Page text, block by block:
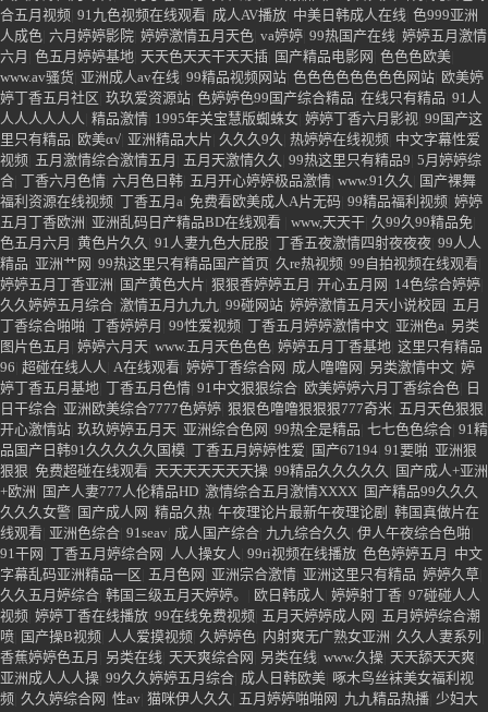
狠狠干|久热超碰91|乱乱av|成人 在线 日韩|丁香月五月天婷婷久久|五月丁香
六月激情综合网|亚洲AV日韩在线观看|婷婷五月av|热无码A∨| 日本三级日本
三级三级人妇四虎|神马欧美精|精品成人在线|日韩性视频|少妇人妻综合色
6699|成人丁香五月婷|婷婷色五月天在线观看| 婷婷香蕉|青青草五月天 |免费五
月婷婷网|九九热亚洲中文在线观看免费|曰本久久女|五月色亚洲|神马欧美精|
久久婷婷六月综合|五月丁香五月综合欧美|91精品国产综合久久密臀 |掩去也综
合五月视频 91九色视频在线观看| 成人AV播放 |中美日韩成人在线|色999亚洲
人成色|六月婷婷影院|婷婷激情五月天色|va婷婷|99热国产在线|婷婷五月激情
六月| 色五月婷婷基地|天天色天天干天天插|国产精品电影网|色色色欧美|
www.av骚货|亚洲成人av在线| 99精品视频网站|色色色色色色色色网站|欧美婷
婷丁香五月社区|玖玖爱资源站|色婷婷色99国产综合精品|在线只有精品|91人
人人人人人人|精品激情 1995年关宝慧版蜘蛛女|婷婷丁香六月影视|99国产这
里只有精品 | 欧美α√|亚洲精品大片|久久久9久|热婷婷在线视频|中文字幕性爱
视频|五月激情综合激情五月|五月天激情久久|99热这里只有精品9|5月婷婷综
合|丁香六月色情|六月色日韩|五月开心婷婷极品激情|www.91久久|国产裸舞
福利资源在线视频|丁香五月a|免费看欧美成人A片无码|99精品福利视频 |婷婷
五月丁香欧洲|亚洲乱码日产精品BD在线观看|www,天天干|久99久99精品免|
色五月六月|黄色片久久|91人妻九色大屁股|丁香五夜激情四射夜夜夜|99人人
精品 |亚洲艹网|99热这里只有精品国产首页|久re热视频|99自拍视频在线观看
婷婷五月丁香亚洲|国产黄色大片|狠狠香婷婷五月|开心五月网| 14色综合婷婷|
久久婷婷五月综合|激情五月九九九|99碰网站|婷婷激情五月天小说校园| 五月
丁香综合啪啪|丁香婷婷月|99性爱视频|丁香五月婷婷激情中文|亚洲色a|另类
图片色五月|婷婷六月天 www.五月天色色色 |婷婷五月丁香基地 |这里只有精品
96|超碰在线人人|A在线观看|婷婷丁香综合网|成人噜噜网 |另类激情中文|婷
婷丁香五月基地|丁香五月色情|91中文狠狠综合|欧美婷婷六月丁香综合色|日
日干综合|亚洲欧美综合7777色婷婷|狠狠色噜噜狠狠狠777奇米|五月天色狠狠
开心激情站|玖玖婷婷五月天|亚洲综合色网|99热全是精品 |七七色色综合 |91精
品国产日韩91久久久久久国模|丁香五月婷婷性爱|国产67194|91要啪|亚洲狠
狠狠|免费超碰在线观看|天天天天天天天操|99精品久久久久久|国产成人+亚洲
+欧洲|国产人妻777人伦精品HD|激情综合五月激情XXXX|国产精品99久久久
久久久女警|国产成人网|精品久热|午夜理论片最新午夜理论剧| 韩国真做片在
线观看|亚洲色综合|91seav |成人国产综合 |九九综合久久|伊人午夜综合色啪|
91干网|丁香五月婷综合网|人人操女人 |99ri视频在线播放|色色婷婷五月|中文
字幕乱码亚洲精品一区 |五月色网|亚洲宗合激情|亚洲这里只有精品|婷婷久草